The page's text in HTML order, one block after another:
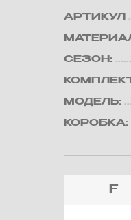
АРТИКУЛ
СЕЗОН:
МОДЕЛЬ:
КОРОБКА:
F